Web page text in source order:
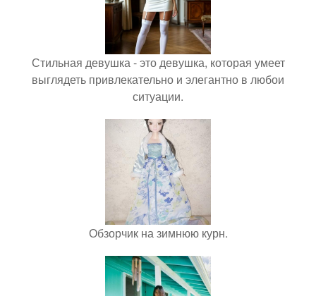
Стильная девушка - это девушка, которая умеет
выглядеть привлекательно и элегантно в любои
ситуации.
Обзорчик на зимнюю курн.